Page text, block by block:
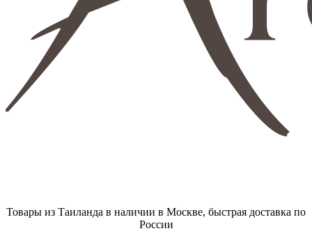
Товары из Таиланда в наличии в Москве, быстрая доставка по
России